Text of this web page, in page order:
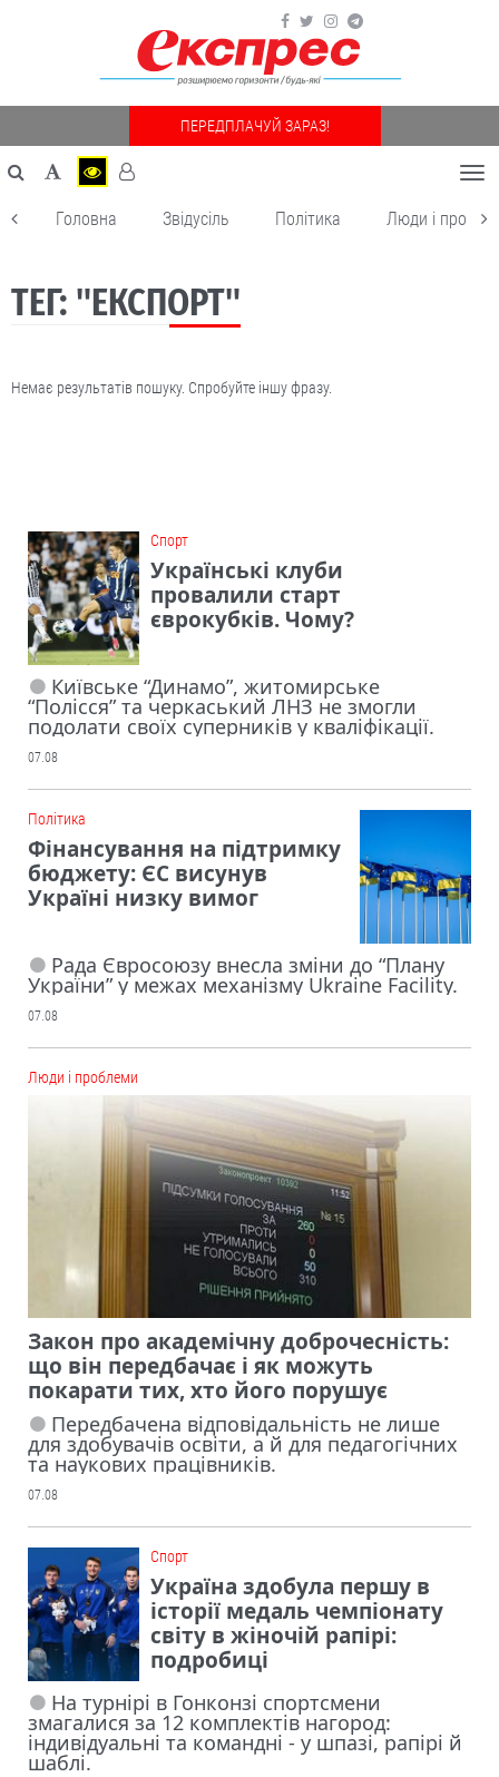
ПЕРЕДПЛАЧУЙ ЗАРАЗ!
Головна Звідусіль Політика Люди і
ТЕГ: "ЕКСПОРТ"
Немає результатів пошуку. Спробуйте іншу фразу.
Cпорт
Українські клуби
провалили старт
єврокубків. Чому?
Київське “Динамо”, житомирське
“Полісся” та черкаський ЛНЗ не змогли
подолати своїх суперників у кваліфікації.
07.08
Політика
Фінансування на підтримку
бюджету: ЄС висунув
Україні низку вимог
Рада Євросоюзу внесла зміни до “Плану
України” у межах механізму Ukraine Facility.
07.08
Люди і проблеми
Закон про академічну доброчесність:
що він передбачає і як можуть
покарати тих, хто його порушує
Передбачена відповідальність не лише
для здобувачів освіти, а й для педагогічних
та наукових працівників.
07.08
Cпорт
Україна здобула першу в
історії медаль чемпіонату
світу в жіночій рапірі:
подробиці
На турнірі в Гонконзі спортсмени
змагалися за 12 комплектів нагород:
індивідуальні та командні - у шпазі, рапірі й
шаблі.